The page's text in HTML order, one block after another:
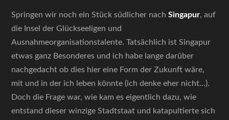
Springen wir noch ein Stück südlicher nachSingapur, auf
die Insel der Glückseeligen und
Ausnahmeorganisationstalente. Tatsächlich ist Singapur
etwas ganz Besonderes und ich habe lange darüber
nachgedacht ob dies hier eine Form der Zukunft wäre,
mit und in der ich leben könnte (ich denke eher nicht…).
Doch die Frage war, wie kam es eigentlich dazu, wie
entstand dieser winzige Stadtstaat und katapultierte sich